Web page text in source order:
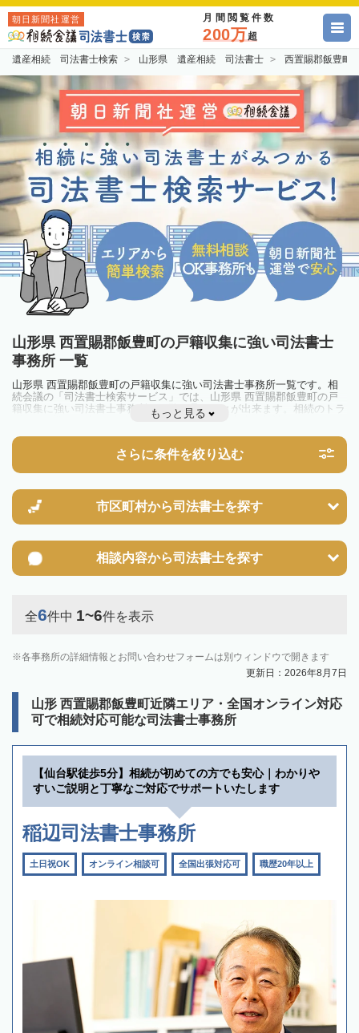
朝日新聞社運営 月間閲覧件数
200万超
遺産相続 司法書士検索 山形県 遺産相続 司法書士 西置賜郡飯豊
山形県 西置賜郡飯豊町の戸籍収集に強い司法書士
事務所 一覧
山形県 西置賜郡飯豊町の戸籍収集に強い司法書士事務所一覧です。相
続会議の「司法書士検索サービス」では、山形県 西置賜郡飯豊町の戸
籍収集に強い司法書士事務所を一覧で見ることが出来ます。相続のトラ
ブルやお悩みを抱えている方は一度近隣の司法書士に相談してみましょ
もっと見る
さらに条件を絞り込む
市区町村から司法書士を探す
相談内容から司法書士を探す
全6件中 1~6件を表示
各事務所の詳細情報とお問い合わせフォームは別ウィンドウで開きます
更新日：2026年8月7日
山形 西置賜郡飯豊町近隣エリア・全国オンライン対応
可で相続対応可能な司法書士事務所
【仙台駅徒歩5分】相続が初めての方でも安心｜わかりや
すいご説明と丁寧なご対応でサポートいたします
稲辺司法書士事務所
土日祝OK オンライン相談可 全国出張対応可 職歴20年以上